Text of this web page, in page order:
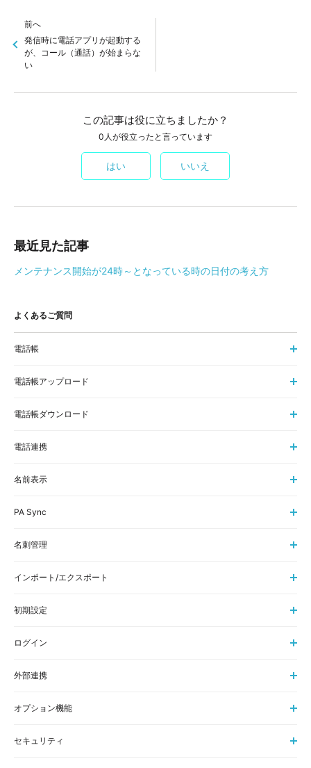
前へ
発信時に電話アプリが起動する
が、コール（通話）が始まらな
い
この記事は役に立ちましたか？
0人が役立ったと言っています
はい いいえ
最近見た記事
メンテナンス開始が24時～となっている時の日付の考え方
よくあるご質問
電話帳
電話帳アップロード
電話帳ダウンロード
電話連携
名前表示
PA Sync
名刺管理
インポート/エクスポート
初期設定
ログイン
外部連携
オプション機能
セキュリティ